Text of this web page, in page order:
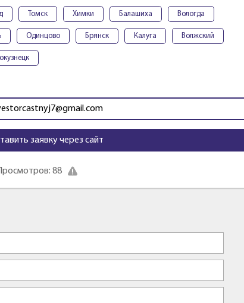
Томск Химки Балашиха Вологда
Одинцово Брянск Калуга Волжский
заявку через сайт
88